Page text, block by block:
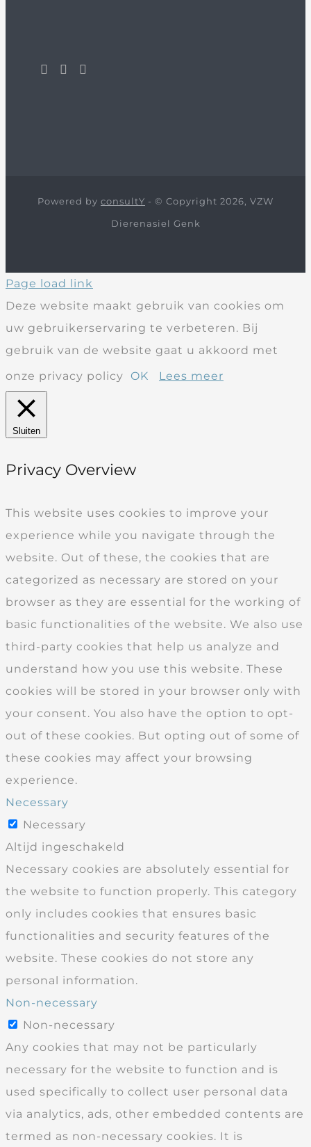
Powered by consultY - © Copyright 2026, VZW
Dierenasiel Genk
Page load link
Deze website maakt gebruik van cookies om
uw gebruikerservaring te verbeteren. Bij
gebruik van de website gaat u akkoord met
onze privacy policy
OK Lees meer
Sluiten
Privacy Overview
This website uses cookies to improve your
experience while you navigate through the
website. Out of these, the cookies that are
categorized as necessary are stored on your
browser as they are essential for the working of
basic functionalities of the website. We also use
third-party cookies that help us analyze and
understand how you use this website. These
cookies will be stored in your browser only with
your consent. You also have the option to opt-
out of these cookies. But opting out of some of
these cookies may affect your browsing
experience.
Necessary
Necessary
Altijd ingeschakeld
Necessary cookies are absolutely essential for
the website to function properly. This category
only includes cookies that ensures basic
functionalities and security features of the
website. These cookies do not store any
personal information.
Non-necessary
Non-necessary
Any cookies that may not be particularly
necessary for the website to function and is
used specifically to collect user personal data
via analytics, ads, other embedded contents are
termed as non-necessary cookies. It is